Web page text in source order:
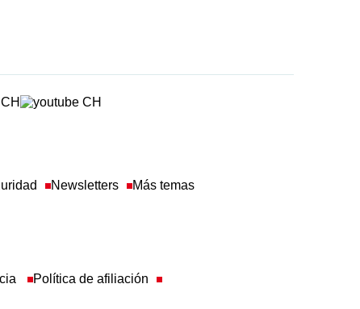
Newsletters Más temas
Política de afiliación